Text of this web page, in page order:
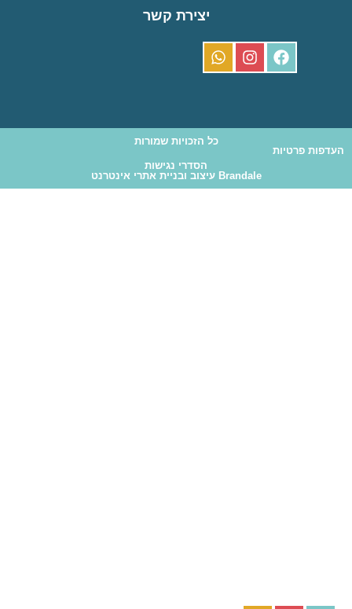
יצירת קשר
כל הזכויות שמורות
העדפות פרטיות
הסדרי נגישות
Brandale עיצוב ובניית אתרי אינטרנט